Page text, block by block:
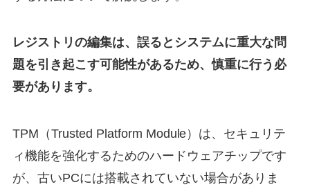
レジストリの編集は、誤るとシステムに重大な問
題を引き起こす可能性があるため、慎重に行う必
要があります。
TPM（Trusted Platform Module）は、セキュリテ
ィ機能を強化するためのハードウェアチップです
が、古いPCには搭載されていない場合がありま